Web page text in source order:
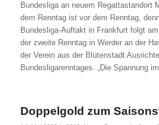
Bundesliga an neuem Regattastandort
dem Renntag ist vor dem Renntag,
Bundesliga-Auftakt in Frankfurt folgt
der zweite Renntag in Werder an der
der Verein aus der Blütenstadt
Bundesligarenntages. „Die Spannung
Doppelgold zum